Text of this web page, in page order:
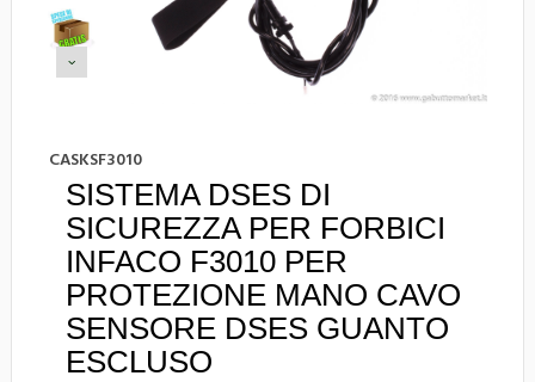
CASKSF3010
SISTEMA DSES DI
SICUREZZA PER FORBICI
INFACO F3010 PER
PROTEZIONE MANO CAVO
SENSORE DSES GUANTO
ESCLUSO